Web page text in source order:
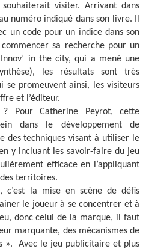
visiter. Arrivant dans
numéro indiqué dans son livre. Il
un code pour un indice dans son
sa recherche pour un
in the city, qui a mené une
les résultats sont très
se promeuvent ainsi, les visiteurs
et l’éditeur.
Pour Catherine Peyrot, cette
dans le développement de
des techniques visant à utiliser le
y incluant les savoir-faire du jeu
efficace en l’appliquant
territoires.
c’est la mise en scène de défis
le joueur à se concentrer et à
donc celui de la marque, il faut
marquante, des mécanismes de
». Avec le jeu publicitaire et plus